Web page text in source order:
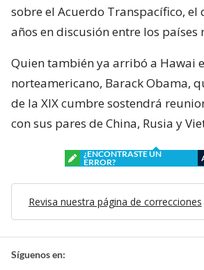
sobre el Acuerdo Transpacífico, el
años en discusión entre los países
Quien también ya arribó a Hawai
norteamericano, Barack Obama,
de la XIX cumbre sostendrá
con sus pares de China, Rusia y
¿ENCONTRASTE UN
ERROR?
Revisa nuestra página de correcciones
Síguenos en: